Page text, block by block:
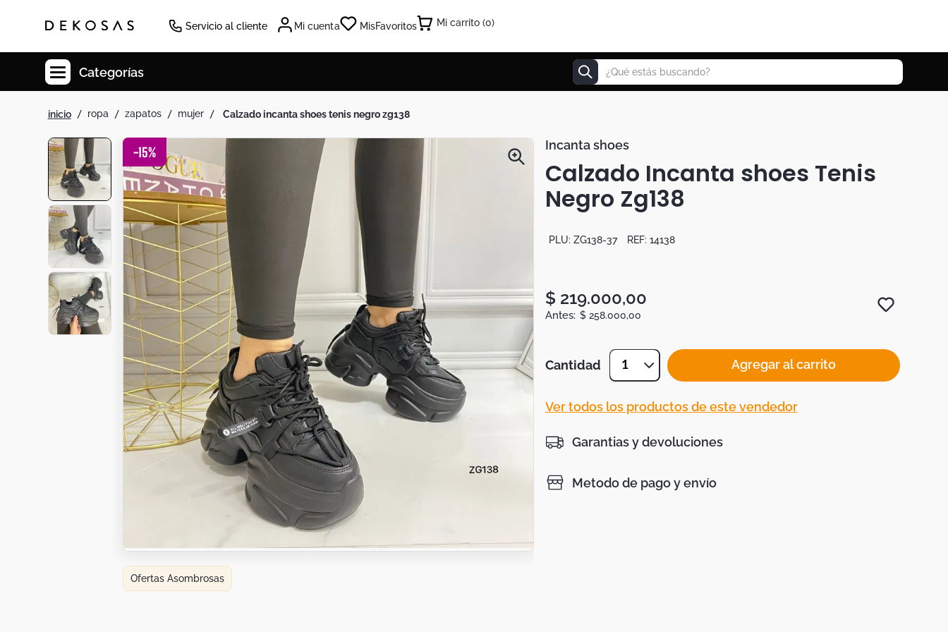
Servicio al cliente Mi cuenta MisFavoritos 0
Categorías ¿Qué estás buscando?
ropa zapatos mujer calzado incanta shoes tenis negro zg138
-15%
Ofertas Asombrosas
Incanta shoes
Calzado Incanta shoes Tenis
Negro Zg138
PLU: ZG138-37 REF: 14138
$ 219.000,00
$ 258.000,00
Cantidad 1 Agregar al carrito
Ver todos los productos de este vendedor
Garantias y devoluciones
Metodo de pago y envío
Cuadros
Decoracion
Tapete
Cabecero
Lamparas
Cuadro
Sillas
Duvet
Botas
Dko